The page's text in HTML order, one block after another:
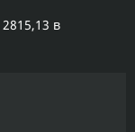
в